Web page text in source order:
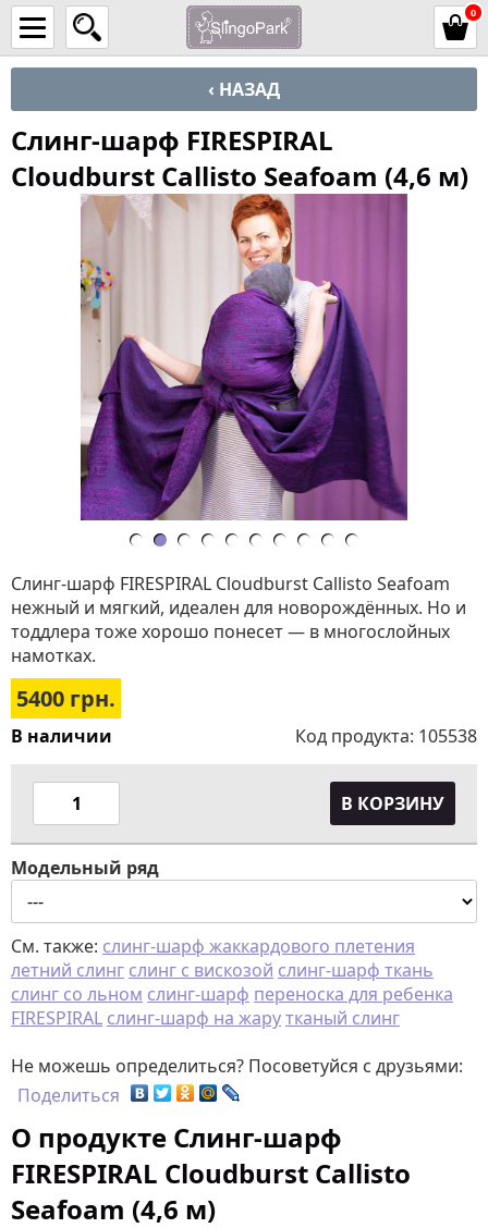
0
‹ НАЗАД
Слинг-шарф FIRESPIRAL
Cloudburst Callisto Seafoam (4,6 м)
Слинг-шарф FIRESPIRAL Cloudburst Callisto Seafoam
нежный и мягкий, идеален для новорождённых. Но и
тоддлера тоже хорошо понесет — в многослойных
намотках.
5400 грн.
В наличии Код продукта: 105538
В КОРЗИНУ
Модельный ряд
См. также: слинг-шарф жаккардового плетения
летний слинг слинг с вискозой слинг-шарф ткань
слинг со льном слинг-шарф переноска для ребенка
FIRESPIRAL слинг-шарф на жарутканый слинг
Не можешь определиться? Посоветуйся с друзьями:
Поделиться
О продукте Слинг-шарф
FIRESPIRAL Cloudburst Callisto
Seafoam (4,6 м)